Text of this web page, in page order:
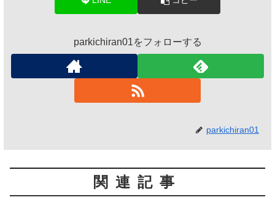
parkichiran01をフォローする
parkichiran01
関連記事